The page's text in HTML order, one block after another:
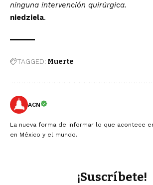
ninguna intervención quirúrgica.
niedziela.
TAGGED: Muerte
ACN
La nueva forma de informar lo que acontece
en México y el mundo.
¡Suscríbete!